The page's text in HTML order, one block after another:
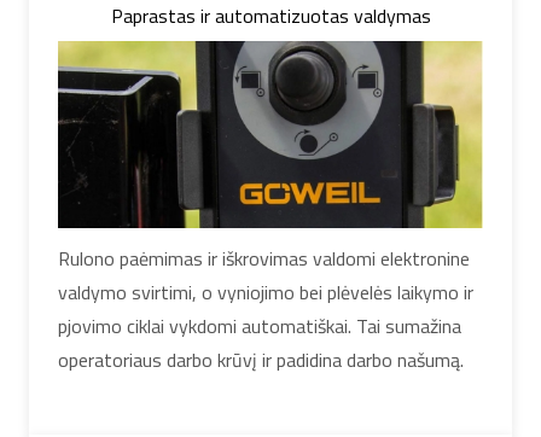
Paprastas ir automatizuotas valdymas
Rulono paėmimas ir iškrovimas valdomi elektronine
valdymo svirtimi, o vyniojimo bei plėvelės laikymo ir
pjovimo ciklai vykdomi automatiškai. Tai sumažina
operatoriaus darbo krūvį ir padidina darbo našumą.